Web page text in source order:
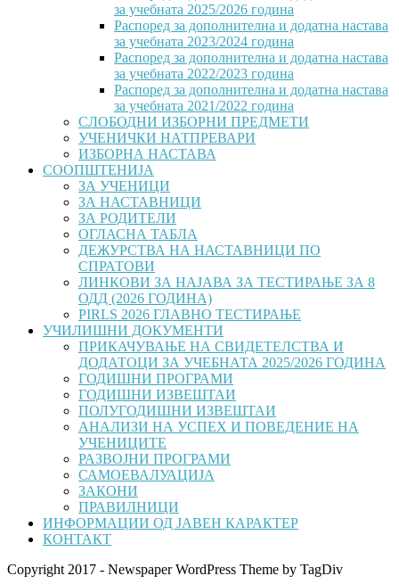
за учебната 2025/2026 година
Распоред за дополнителна и додатна настава
за учебната 2023/2024 година
Распоред за дополнителна и додатна настава
за учебната 2022/2023 година
Распоред за дополнителна и додатна настава
за учебната 2021/2022 година
СЛОБОДНИ ИЗБОРНИ ПРЕДМЕТИ
УЧЕНИЧКИ НАТПРЕВАРИ
ИЗБОРНА НАСТАВА
СООПШТЕНИЈА
ЗА УЧЕНИЦИ
ЗА НАСТАВНИЦИ
ЗА РОДИТЕЛИ
ОГЛАСНА ТАБЛА
ДЕЖУРСТВА НА НАСТАВНИЦИ ПО
СПРАТОВИ
ЛИНКОВИ ЗА НАЈАВА ЗА ТЕСТИРАЊЕ ЗА 8
ОДД (2026 ГОДИНА)
PIRLS 2026 ГЛАВНО ТЕСТИРАЊЕ
УЧИЛИШНИ ДОКУМЕНТИ
ПРИКАЧУВАЊЕ НА СВИДЕТЕЛСТВА И
ДОДАТОЦИ ЗА УЧЕБНАТА 2025/2026 ГОДИНА
ГОДИШНИ ПРОГРАМИ
ГОДИШНИ ИЗВЕШТАИ
ПОЛУГОДИШНИ ИЗВЕШТАИ
АНАЛИЗИ НА УСПЕХ И ПОВЕДЕНИЕ НА
УЧЕНИЦИТЕ
РАЗВОЈНИ ПРОГРАМИ
САМОЕВАЛУАЦИЈА
ЗАКОНИ
ПРАВИЛНИЦИ
ИНФОРМАЦИИ ОД ЈАВЕН КАРАКТЕР
КОНТАКТ
Copyright 2017 - Newspaper WordPress Theme by TagDiv